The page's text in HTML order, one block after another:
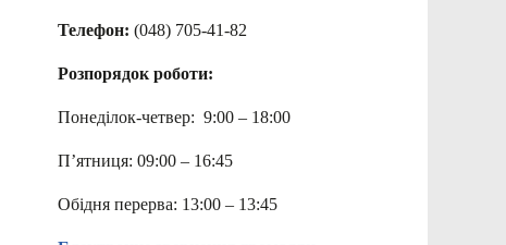
Телефон: (048) 705-41-82
Розпорядок роботи:
Понеділок-четвер: 9:00 – 18:00
П’ятниця: 09:00 – 16:45
Обідня перерва: 13:00 – 13:45